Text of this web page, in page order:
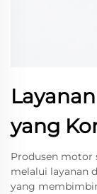
yang
Produsen motor
melalui layanan
yang